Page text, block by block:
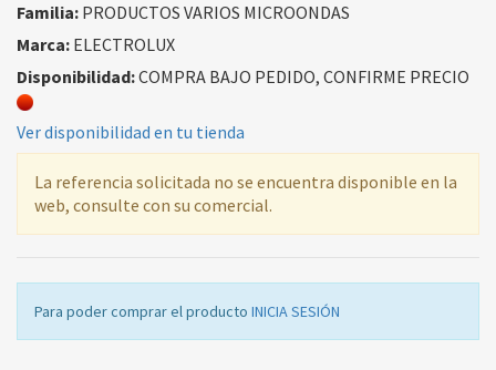
Familia: PRODUCTOS VARIOS MICROONDAS
Marca: ELECTROLUX
Disponibilidad:COMPRA BAJO PEDIDO, CONFIRME PRECIO
Ver disponibilidad en tu tienda
La referencia solicitada no se encuentra disponible en la
web, consulte con su comercial.
Para poder comprar el producto INICIA SESIÓN